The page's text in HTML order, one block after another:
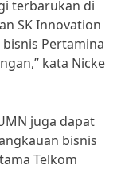
terbarukan di
SK Innovation
Pertamina
kata Nicke
juga dapat
bisnis
Telkom